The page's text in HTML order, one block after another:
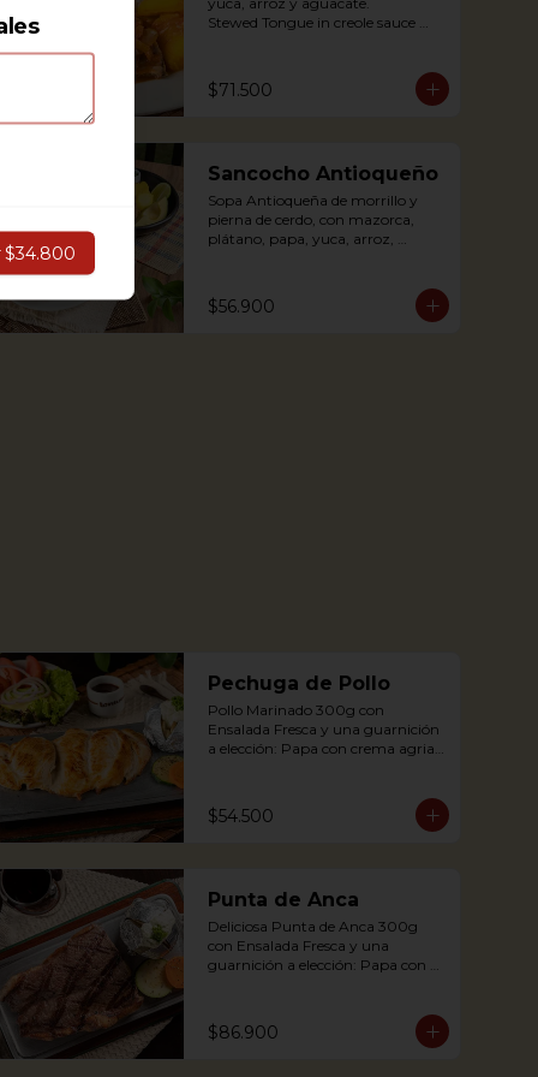
Stewed Tongue in creole sauce
$71.500
Sancocho Antioqueño
Sopa Antioqueña de morrillo y
pierna de cerdo, con mazorca,
plátano, papa, yuca, arroz,
*Disponible solo los fines de
$56.900
Pechuga de Pollo
Pollo Marinado 300g con
Ensalada Fresca y una guarnición
a elección: Papa con crema agria,
de Yuca, Puré de papa y
arracacha.
baked potato with sour cream,
accompanied with a fresh salad.
$54.500
Punta de Anca
Deliciosa Punta de Anca 300g
con Ensalada Fresca y una
guarnición a elección: Papa con
de quesito, Palitos de Yuca, Puré
de papa y arracacha
$86.900
$34.800